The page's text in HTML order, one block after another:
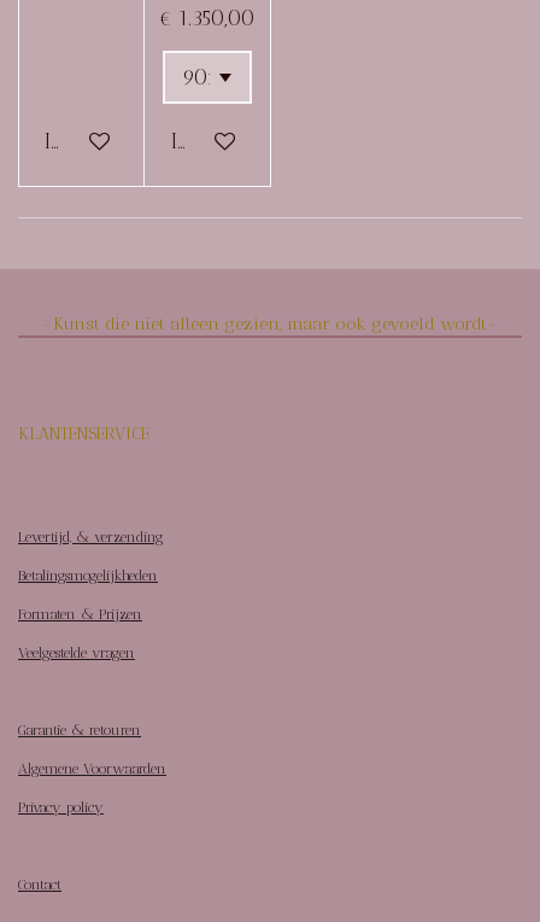
In winkelwagen
€ 1.350,00
In winkelwagen
-Kunst die niet alleen gezien, maar ook gevoeld wordt-
KLANTENSERVICE
Levertijd, & verzending
Betalingsmogelijkheden
Formaten & Prijzen
Veelgestelde vragen
Garantie & retouren
Algemene Voorwaarden
Privacy policy
Contact